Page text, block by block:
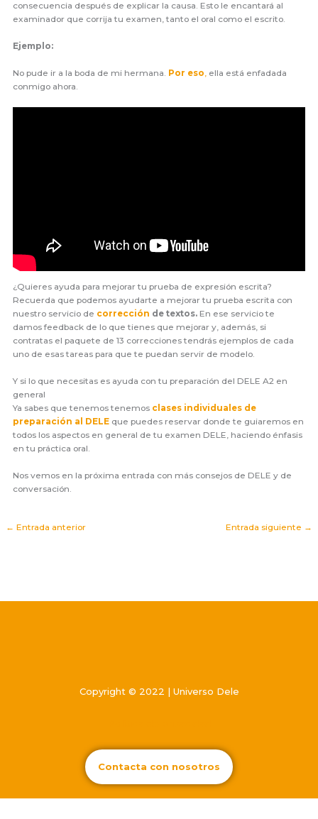
consecuencia después de explicar la causa. Esto le encantará al
examinador que corrija tu examen, tanto el oral como el escrito.
Ejemplo:
No pude ir a la boda de mi hermana. Por eso, ella está enfadada
conmigo ahora.
¿Quieres ayuda para mejorar tu prueba de expresión escrita?
Recuerda que podemos ayudarte a mejorar tu prueba escrita con
nuestro servicio de corrección de textos. En ese servicio te
damos feedback de lo que tienes que mejorar y, además, si
contratas el paquete de 13 correcciones tendrás ejemplos de cada
uno de esas tareas para que te puedan servir de modelo.
Y si lo que necesitas es ayuda con tu preparación del DELE A2 en
general
Ya sabes que tenemos tenemos clases individuales de
preparación al DELE que puedes reservar donde te guiaremos en
todos los aspectos en general de tu examen DELE, haciendo énfasis
en tu práctica oral.
Nos vemos en la próxima entrada con más consejos de DELE y de
conversación.
← Entrada anterior Entrada siguiente →
t
t
a
m
Copyright © 2022 | Universo Dele
Contacta con nosotros